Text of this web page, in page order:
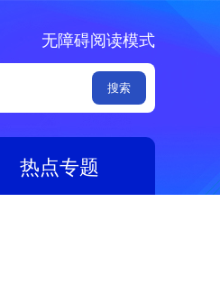
无障碍阅读模式
热点专题